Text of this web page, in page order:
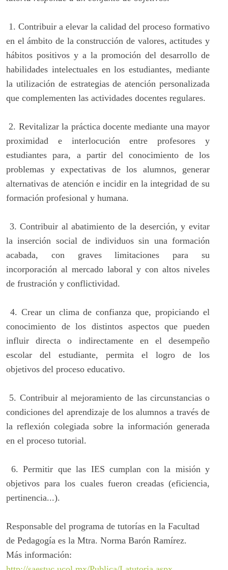
1. Contribuir a elevar la calidad del proceso formativo
en el ámbito de la construcción de valores, actitudes y
hábitos positivos y a la promoción del desarrollo de
habilidades intelectuales en los estudiantes, mediante
la utilización de estrategias de atención personalizada
que complementen las actividades docentes regulares.
2. Revitalizar la práctica docente mediante una mayor
proximidad e interlocución entre profesores y
estudiantes para, a partir del conocimiento de los
problemas y expectativas de los alumnos, generar
alternativas de atención e incidir en la integridad de su
formación profesional y humana.
3. Contribuir al abatimiento de la deserción, y evitar
la inserción social de individuos sin una formación
acabada, con graves limitaciones para su
incorporación al mercado laboral y con altos niveles
de frustración y conflictividad.
4. Crear un clima de confianza que, propiciando el
conocimiento de los distintos aspectos que pueden
influir directa o indirectamente en el desempeño
escolar del estudiante, permita el logro de los
objetivos del proceso educativo.
5. Contribuir al mejoramiento de las circunstancias o
condiciones del aprendizaje de los alumnos a través de
la reflexión colegiada sobre la información generada
en el proceso tutorial.
6. Permitir que las IES cumplan con la misión y
objetivos para los cuales fueron creadas (eficiencia,
pertinencia...).
Responsable del programa de tutorías en la Facultad
de Pedagogía es la Mtra. Norma Barón Ramírez.
Más información: